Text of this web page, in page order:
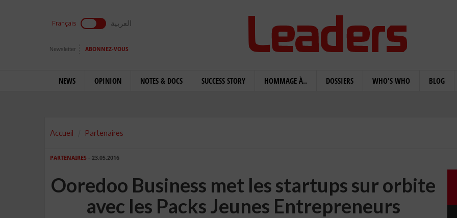
Français العربية
Newsletter ABONNEZ-VOUS
NEWS OPINION NOTES & DOCS SUCCESS STORY HOMMAGE À.. DOSSIERS WHO'S WHO BLOG
Accueil Partenaires
PARTENAIRES - 23.05.2016
Ooredoo Business met les startups sur orbite
avec les Packs Jeunes Entrepreneurs